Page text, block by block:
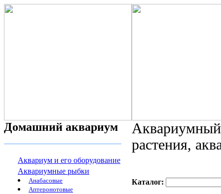
Домашний аквариум
Аквариум и его оборудование
Аквариумные рыбки
Анабасовые
Аптеронотовые
растения,
Каталог: